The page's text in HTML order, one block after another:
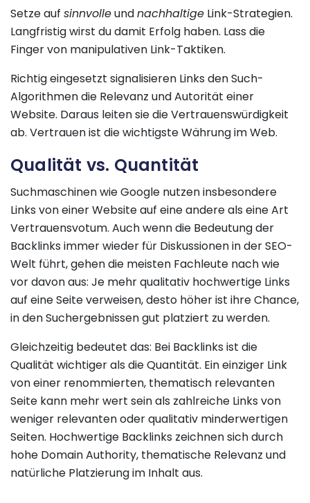
Setze auf sinnvolleundnachhaltige Link-Strategien.
Langfristig wirst du damit Erfolg haben. Lass die
Finger von manipulativen Link-Taktiken.
Richtig eingesetzt signalisieren Links den Such-
Algorithmen die Relevanz und Autorität einer
Website. Daraus leiten sie die Vertrauenswürdigkeit
ab. Vertrauen ist die wichtigste Währung im Web.
Qualität vs. Quantität
Suchmaschinen wie Google nutzen insbesondere
Links von einer Website auf eine andere als eine Art
Vertrauensvotum. Auch wenn die Bedeutung der
Backlinks immer wieder für Diskussionen in der SEO-
Welt führt, gehen die meisten Fachleute nach wie
vor davon aus: Je mehr qualitativ hochwertige Links
auf eine Seite verweisen, desto höher ist ihre Chance,
in den Suchergebnissen gut platziert zu werden.
Gleichzeitig bedeutet das: Bei Backlinks ist die
Qualität wichtiger als die Quantität. Ein einziger Link
von einer renommierten, thematisch relevanten
Seite kann mehr wert sein als zahlreiche Links von
weniger relevanten oder qualitativ minderwertigen
Seiten. Hochwertige Backlinks zeichnen sich durch
hohe Domain Authority, thematische Relevanz und
natürliche Platzierung im Inhalt aus.